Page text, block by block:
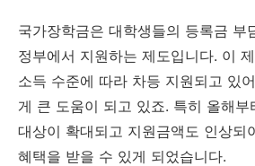
국가장학금은 대학생들의 등록금 부
정부에서 지원하는 제도입니다. 이
소득 수준에 따라 차등 지원되고 있
게 큰 도움이 되고 있죠. 특히 올해부
대상이 확대되고 지원금액도 인상되
혜택을 받을 수 있게 되었습니다.